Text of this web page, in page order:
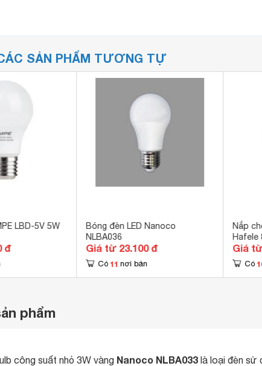
SẢN PHẨM TƯƠNG TỰ
LBD-5V 5W
đ
Bóng đèn LED Nanoco
NLBA036
Giá từ 23.100 đ
Có 11 nơi bán
Nắp
Hafele
Giá
Có
phẩm
công suất nhỏ 3W vàng Nanoco NLBA033 là loại đèn sử